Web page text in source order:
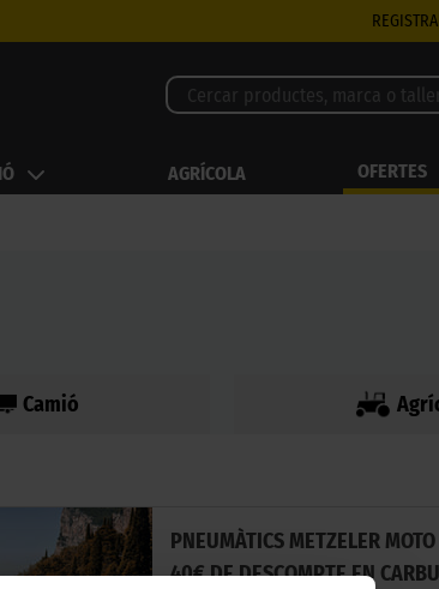
AGRÍCOLA OFERTES
Camió
PNEUMÀTICS METZELER
40€ DE DESCOMPTE EN